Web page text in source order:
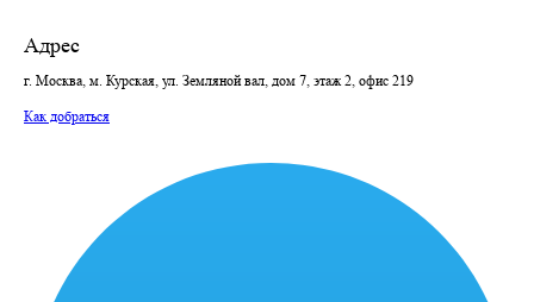
Адрес
г. Москва, м. Курская, ул. Земляной вал, дом 7, этаж 2, офис 219
Как добраться